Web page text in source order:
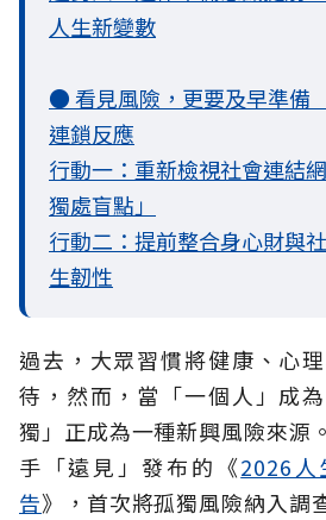
人生新變數
● 看見風險，更要及早準備
連鎖反應
行動一：重新檢視社會連結
獨處盲點」
行動二：提前整合身心財與
生韌性
過去，大眾習慣將健康、心
待，然而，當「一個人」成
獨」正成為一種新興風險來源
手「遠見」發布的《2026
告》，首次將孤獨風險納入調